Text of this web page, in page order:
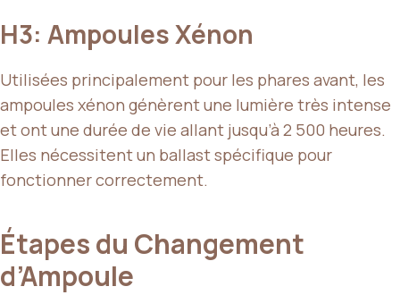
H3: Ampoules Xénon
Utilisées principalement pour les phares avant, les
ampoules xénon génèrent une lumière très intense
et ont une durée de vie allant jusqu’à 2 500 heures.
Elles nécessitent un ballast spécifique pour
fonctionner correctement.
Étapes du Changement
d’Ampoule